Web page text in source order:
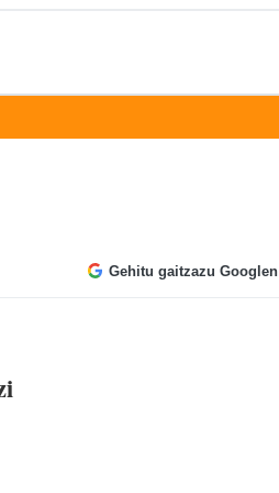
Gehitu gaitzazu Googlen